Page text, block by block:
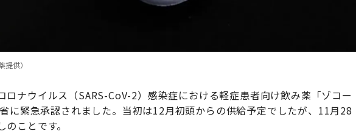
供）
ロナウイルス（SARS-CoV-2）感染症における軽症患者向け飲み薬「ゾコー
に緊急承認されました。当初は12月初頭からの供給予定でしたが、11月28
ことです。